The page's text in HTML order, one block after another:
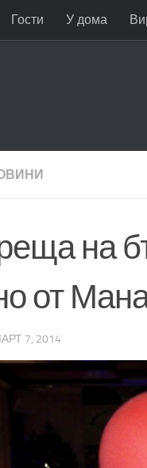
Гости У дома
на
от
7, 2014